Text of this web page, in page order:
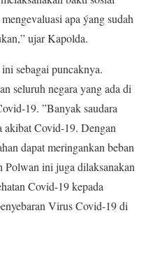
apa ýang sudah
ujar Kapolda.
sebagai puncaknya.
seluruh negara yang ada di
19. ”Banyak saudara
akibat Covid-19. Dengan
dapat meringankan beban
Polwan ini juga dilaksanakan
Covid-19 kepada
Virus Covid-19 di